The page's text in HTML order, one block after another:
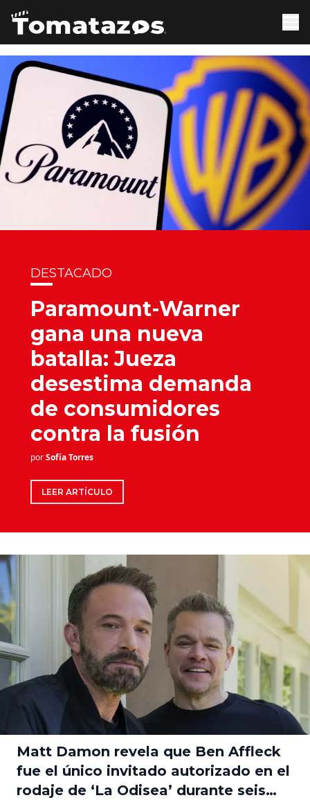
DESTACADO
Paramount-Warner
gana una nueva
batalla: Jueza
desestima demanda
de consumidores
contra la fusión
porSofía Torres
LEER ARTÍCULO
Matt Damon revela que Ben Affleck
fue el único invitado autorizado en el
rodaje de ‘La Odisea’ durante seis